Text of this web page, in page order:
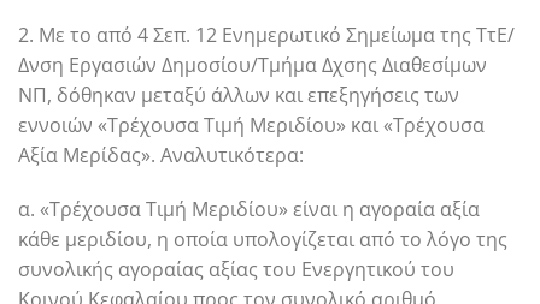
2. Με το από 4 Σεπ. 12 Ενημερωτικό Σημείωμα της ΤτΕ/
Δνση Εργασιών Δημοσίου/Τμήμα Δχσης Διαθεσίμων
ΝΠ, δόθηκαν μεταξύ άλλων και επεξηγήσεις των
εννοιών «Τρέχουσα Τιμή Μεριδίου» και «Τρέχουσα
Αξία Μερίδας». Αναλυτικότερα:
α. «Τρέχουσα Τιμή Μεριδίου» είναι η αγοραία αξία
κάθε μεριδίου, η οποία υπολογίζεται από το λόγο της
συνολικής αγοραίας αξίας του Ενεργητικού του